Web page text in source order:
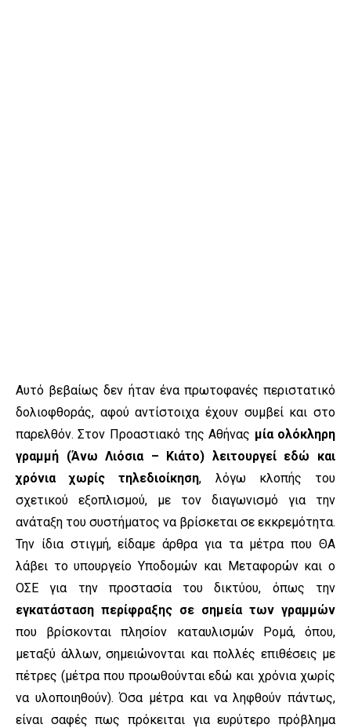
Αυτό βεβαίως δεν ήταν ένα πρωτοφανές περιστατικό
δολιοφθοράς, αφού αντίστοιχα έχουν συμβεί και στο
παρελθόν. Στον Προαστιακό της Αθήνας μία ολόκληρη
γραμμή (Άνω Λιόσια – Κιάτο) λειτουργεί εδώ και
χρόνια χωρίς τηλεδιοίκηση, λόγω κλοπής του
σχετικού εξοπλισμού, με τον διαγωνισμό για την
ανάταξη του συστήματος να βρίσκεται σε εκκρεμότητα.
Την ίδια στιγμή, είδαμε άρθρα για τα μέτρα που ΘΑ
λάβει το υπουργείο Υποδομών και Μεταφορών και ο
ΟΣΕ για την προστασία του δικτύου, όπως την
εγκατάσταση περίφραξης σε σημεία των γραμμών
που βρίσκονται πλησίον καταυλισμών Ρομά, όπου,
μεταξύ άλλων, σημειώνονται και πολλές επιθέσεις με
πέτρες (μέτρα που προωθούνται εδώ και χρόνια χωρίς
να υλοποιηθούν). Όσα μέτρα και να ληφθούν πάντως,
είναι σαφές πως πρόκειται για ευρύτερο πρόβλημα